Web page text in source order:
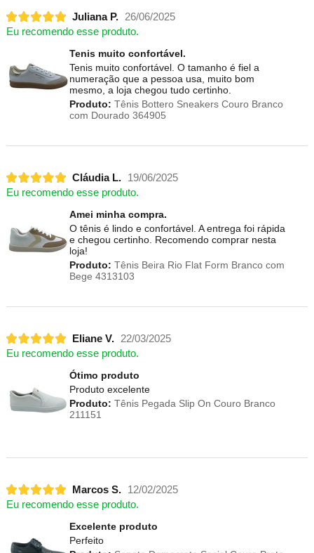
Juliana P.
26/06/2025
Eu recomendo esse produto.
Tenis muito confortável.
Tenis muito confortável. O tamanho é fiel a
numeração que a pessoa usa, muito bom
mesmo, a loja chegou tudo certinho.
Produto: Tênis Bottero Sneakers Couro Branco
com Dourado 364905
Cláudia L.
19/06/2025
Eu recomendo esse produto.
Amei minha compra.
O tênis é lindo e confortável. A entrega foi rápida
e chegou certinho. Recomendo comprar nesta
loja!
Produto: Tênis Beira Rio Flat Form Branco com
Bege 4313103
Eliane V.
22/03/2025
Eu recomendo esse produto.
Ótimo produto
Produto excelente
Produto: Tênis Pegada Slip On Couro Branco
211151
Marcos S.
12/02/2025
Eu recomendo esse produto.
Excelente produto
Perfeito